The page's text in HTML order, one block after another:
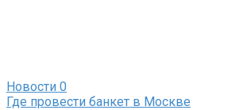
Новости 0
Где провести банкет в Москве